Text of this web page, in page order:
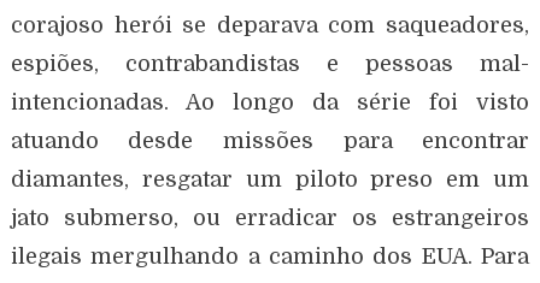
corajoso herói se deparava com saqueadores,
espiões, contrabandistas e pessoas mal-
intencionadas. Ao longo da série foi visto
atuando desde missões para encontrar
diamantes, resgatar um piloto preso em um
jato submerso, ou erradicar os estrangeiros
ilegais mergulhando a caminho dos EUA.Para